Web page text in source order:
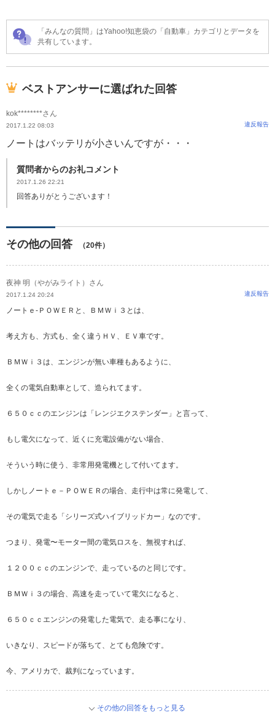
「みんなの質問」はYahoo!知恵袋の「自動車」カテゴリとデータを
共有しています。
ベストアンサーに選ばれた回答
kok********さん
2017.1.22 08:03 違反報告
ノートはバッテリが小さいんですが・・・
質問者からのお礼コメント
2017.1.26 22:21
回答ありがとうございます！
その他の回答 （20件）
夜神 明（やがみライト）さん
2017.1.24 20:24 違反報告
ノートｅ-ＰＯＷＥＲと、ＢＭＷｉ３とは、
考え方も、方式も、全く違うＨＶ、ＥＶ車です。
ＢＭＷｉ３は、エンジンが無い車種もあるように、
全くの電気自動車として、造られてます。
６５０ｃｃのエンジンは「レンジエクステンダー」と言って、
もし電欠になって、近くに充電設備がない場合、
そういう時に使う、非常用発電機として付いてます。
しかしノートｅ－ＰＯＷＥＲの場合、走行中は常に発電して、
その電気で走る「シリーズ式ハイブリッドカー」なのです。
つまり、発電〜モーター間の電気ロスを、無視すれば、
１２００ｃｃのエンジンで、走っているのと同じです。
ＢＭＷｉ３の場合、高速を走っていて電欠になると、
６５０ｃｃエンジンの発電した電気で、走る事になり、
いきなり、スピードが落ちて、とても危険です。
今、アメリカで、裁判になっています。
その他の回答をもっと見る